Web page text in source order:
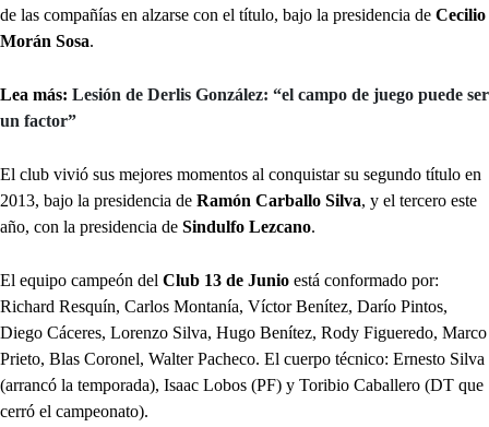
de las compañías en alzarse con el título, bajo la presidencia de Cecilio
Morán Sosa.
Lea más: Lesión de Derlis González: “el campo de juego puede ser
un factor”
El club vivió sus mejores momentos al conquistar su segundo título en
2013, bajo la presidencia de Ramón Carballo Silva, y el tercero este
año, con la presidencia de Sindulfo Lezcano.
El equipo campeón del Club 13 de Junio está conformado por:
Richard Resquín, Carlos Montanía, Víctor Benítez, Darío Pintos,
Diego Cáceres, Lorenzo Silva, Hugo Benítez, Rody Figueredo, Marco
Prieto, Blas Coronel, Walter Pacheco. El cuerpo técnico: Ernesto Silva
(arrancó la temporada), Isaac Lobos (PF) y Toribio Caballero (DT que
cerró el campeonato).